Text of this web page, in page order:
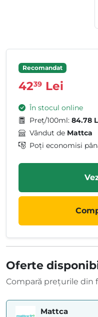
Recomandat
4239 Lei
În stocul online
Preț/100ml: 84.78
Vândut de Mattca
Poți economisi
Oferte
Compară prețurile din
Mattca